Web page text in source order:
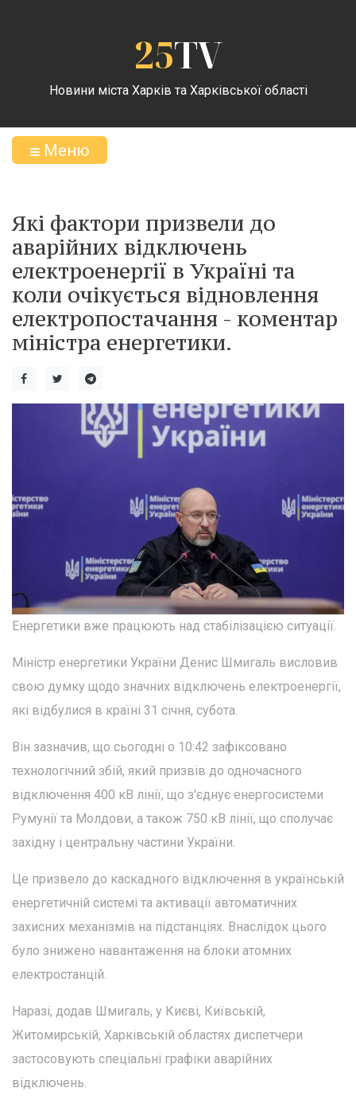
25TV
Новини міста Харків та Харківської області
Меню
Які фактори призвели до
аварійних відключень
електроенергії в Україні та
коли очікується відновлення
електропостачання - коментар
міністра енергетики.
Енергетики вже працюють над стабілізацією ситуації.
Міністр енергетики України Денис Шмигаль висловив
свою думку щодо значних відключень електроенергії,
які відбулися в країні 31 січня, субота.
Він зазначив, що сьогодні о 10:42 зафіксовано
технологічний збій, який призвів до одночасного
відключення 400 кВ лінії, що з'єднує енергосистеми
Румунії та Молдови, а також 750 кВ лінії, що сполучає
західну і центральну частини України.
Це призвело до каскадного відключення в українській
енергетичній системі та активації автоматичних
захисних механізмів на підстанціях. Внаслідок цього
було знижено навантаження на блоки атомних
електростанцій.
Наразі, додав Шмигаль, у Києві, Київській,
Житомирській, Харківській областях диспетчери
застосовують спеціальні графіки аварійних
відключень.